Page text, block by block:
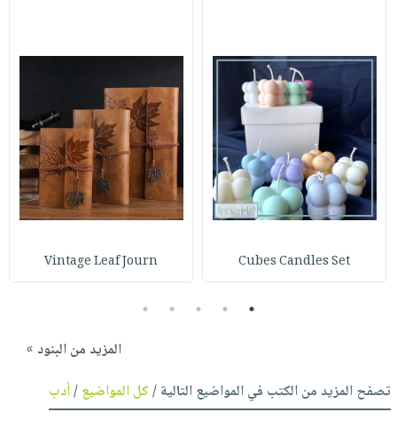
Cubes Candles Set
Vintage Leaf Journ
1
2
3
4
5
المزيد من البنود »
تصفح المزيد من الكتب في المواضيع التالية /كل المواضيع/أدب